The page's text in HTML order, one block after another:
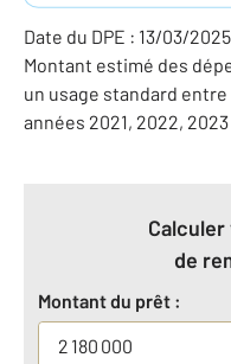
Date du DPE : 13/03/2025
Montant estimé des
un usage standard entre
années 2021, 2022,
de
Montant du prêt :